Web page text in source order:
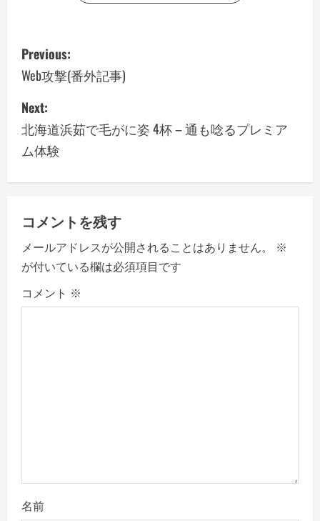
P
o
s
t
n
v
i
g
a
Previous:
Web攻撃(番外記事)
Next:
北海道浜茹で毛がに姿 4杯 – 通も唸るプレミア
ム体験
コメントを残す
メールアドレスが公開されることはありません。
※
が付いている欄は必須項目です
コメント ※
名前